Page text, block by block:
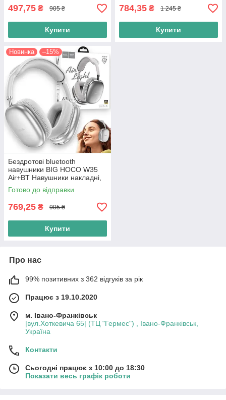
497,75 ₴ 905 ₴
Купити
784,35 ₴ 1 245 ₴
Купити
Новинка –15%
Бездротові bluetooth
навушники BIG HOCO W35
Air+BT Навушники накладні,
срібні
Готово до відправки
769,25 ₴ 905 ₴
Купити
Про нас
99% позитивних з 362 відгуків за рік
Працює з 19.10.2020
м. Івано-Франківськ
|вул.Хоткевича 65| (ТЦ "Гермес") , Івано-Франківськ,
Україна
Контакти
Сьогодні працює з 10:00 до 18:30
Показати весь графік роботи